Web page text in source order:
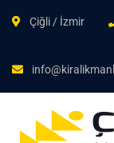
Çiğli / İzmir